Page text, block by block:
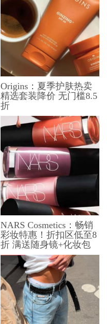
Origins：夏季护肤热卖
精选套装降价 无门槛8.5
折
NARS Cosmetics：畅销
彩妆特惠！折扣区低至8
折 满送随身镜+化妆包